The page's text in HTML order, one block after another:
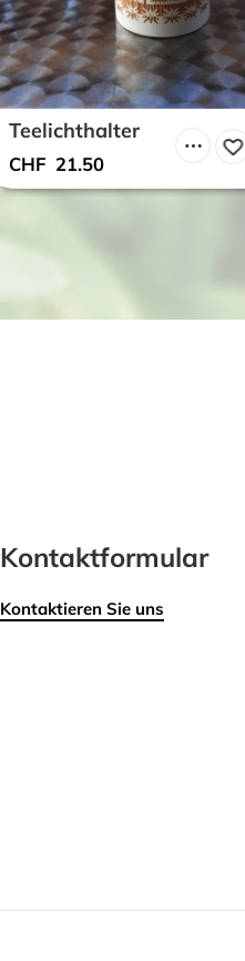
Teelichthalter
CHF 21.50
Kontaktformular
Kontaktieren Sie uns